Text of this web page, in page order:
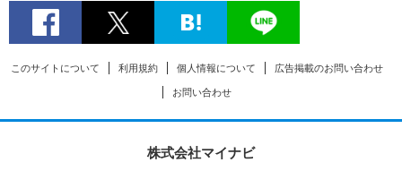
このサイトについて 利用規約 個人情報について 広告掲載のお問い合わせ
お問い合わせ
株式会社マイナビ